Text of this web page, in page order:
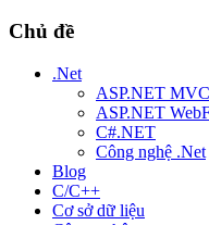
Chủ đề
.Net
ASP.NET MVC
ASP.NET
C#.NET
Công nghệ .Net
Blog
C/C++
Cơ sở dữ liệu